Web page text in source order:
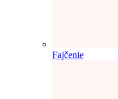
Fajčenie